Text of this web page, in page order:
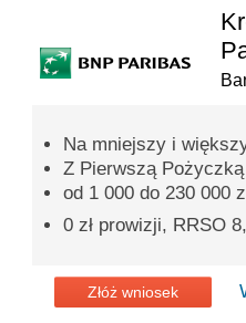
Na mniejszy i
Z Pierwszą
od 1 000 do 230 000
0 zł prowizji, RRSO
Złóż wniosek